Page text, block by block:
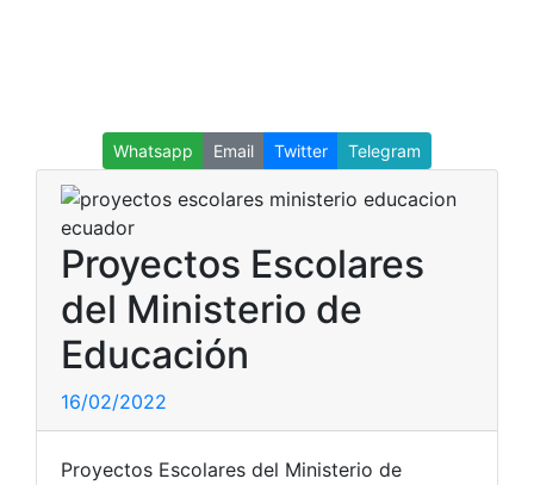
Whatsapp Email Twitter Telegram
Proyectos Escolares
del Ministerio de
Educación
16/02/2022
Proyectos Escolares del Ministerio de